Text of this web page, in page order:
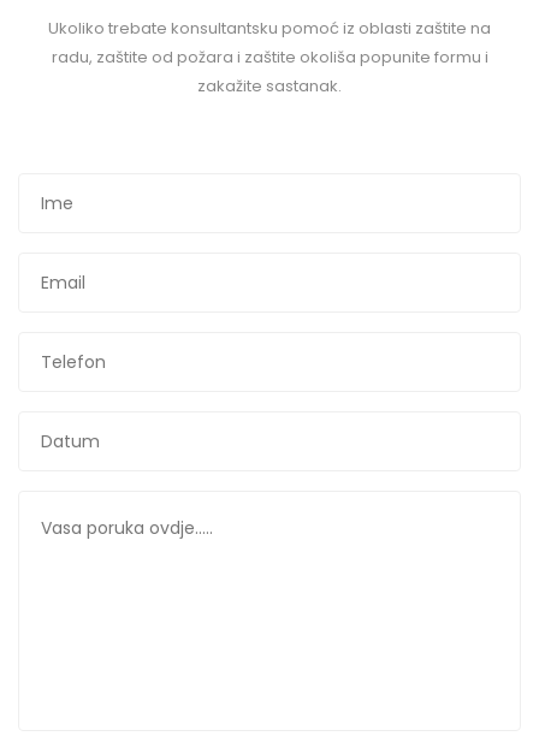
Ukoliko trebate konsultantsku pomoć iz oblasti zaštite na
radu, zaštite od požara i zaštite okoliša popunite formu i
zakažite sastanak.